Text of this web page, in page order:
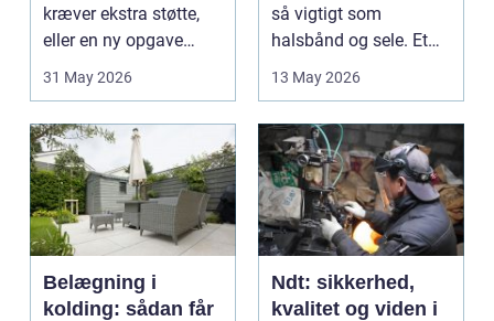
kræver ekstra støtte,
eller en ny opgave
opstår fra dag til...
31 May 2026
så vigtigt som
halsbånd og sele. Et
godt bur gi...
13 May 2026
Belægning i
kolding: sådan får
Ndt: sikkerhed,
kvalitet og viden i